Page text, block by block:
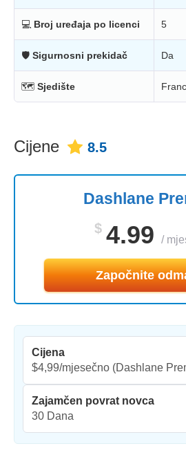
💻 Broj uređaja po licenci 5
🛡 Sigurnosni prekidač Da
🗺 Sjedište
Cijene 8.5
Dashlane
$ 4.99 /
Započnite
Cijena
$4,99/mjesečno (Dashlane
Zajamčen povrat novca
30 Dana